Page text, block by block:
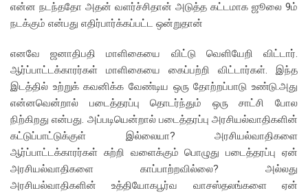
என்ன நடந்ததோ அதன் வளர்ச்சிதான் அடுத்த கட்டமாக ஜூலை 9ம்
நடக்கும் என்பது எதிர்பார்க்கப்பட்ட ஒன்றுதான்
எனவே ஜனாதிபதி மாளிகையை விட்டு வெளியேறி விட்டார்.
ஆர்ப்பாட்டக்காரர்கள் மாளிகையை கைப்பற்றி விட்டார்கள். இந்த
இடத்தில் உற்றுக் கவனிக்க வேண்டிய ஒரு தோற்றப்பாடு உண்டு.அது
என்னவென்றால் படைத்தரப்பு தொடர்ந்தும் ஒரு சாட்சி போல
நிற்கிறது என்பது. அப்படியென்றால் படைத்தரப்பு அரசியல்வாதிகளின்
கட்டுப்பாட்டுக்குள் இல்லையா? அரசியல்வாதிகளை
ஆர்ப்பாட்டக்காரர்கள் சுற்றி வளைக்கும் பொழுது படைத்தரப்பு ஏன்
அரசியல்வாதிகளை காப்பாற்றவில்லை? அல்லது
அரசியல்வாதிகளின் உத்தியோகபூர்வ வாசஸ்தலங்களை ஏன்